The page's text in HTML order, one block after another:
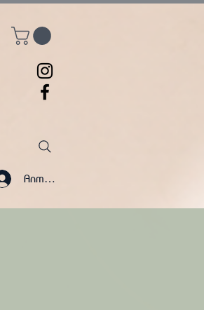
Anmelden